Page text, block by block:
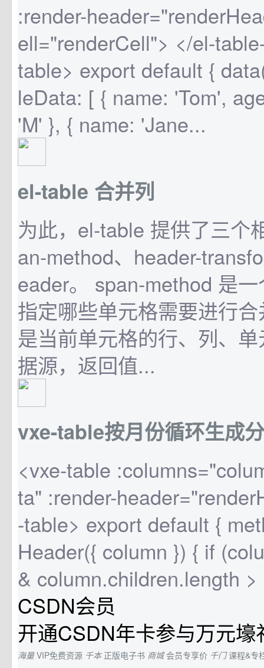
:render-
ell="renderCell"> </el-
table> export default {
leData: [ { name: 'Tom',
'M' }, { name: 'Jane...
el-table 合并列
为此，el-table 提供了三个
an-method、header-
eader。 span-method 是
指定哪些单元格需要进行
是当前单元格的行、列、
据源，返回值...
vxe-table按月份循环生成
<vxe-table
ta" :render-
-table> export default {
Header({ column }) { if
& column.children.length
CSDN会员
开通CSDN年卡参与万元壕
海量VIP免费资源 千本 正版电子书 商城会员专享价 千门课程&专